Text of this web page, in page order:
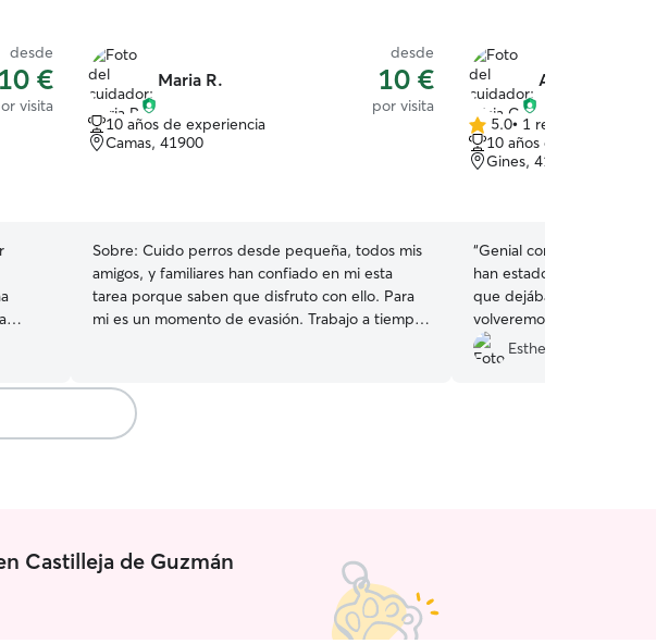
desde
10 €
visita
Maria R.
desde
10 €
por visita
10 años de experiencia
Camas, 41900
Sobre: Cuido perros desde pequeña, todos mis
amigos, y familiares han confiado en mi esta
tarea porque saben que disfruto con ello. Para
mi es un momento de evasión. Trabajo a tiempo
posibilidad de ingresos adicionales con una
pasión es un gran beneficio para mi. En mi caso
no puedo tener las mascotas en casa porque mi
mascotas.
Alicia C.
5.0
de
5
5.0• 1 reseña
10 años de experiencia
Gines, 41927
“Genial con Alicia, es
han estado muy bien con
que dejábamos a
volveremos a llamar
Esther R.
Castilleja de Guzmán